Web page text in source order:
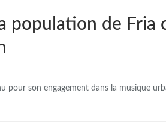
population de Fria
pour son engagement dans la musique